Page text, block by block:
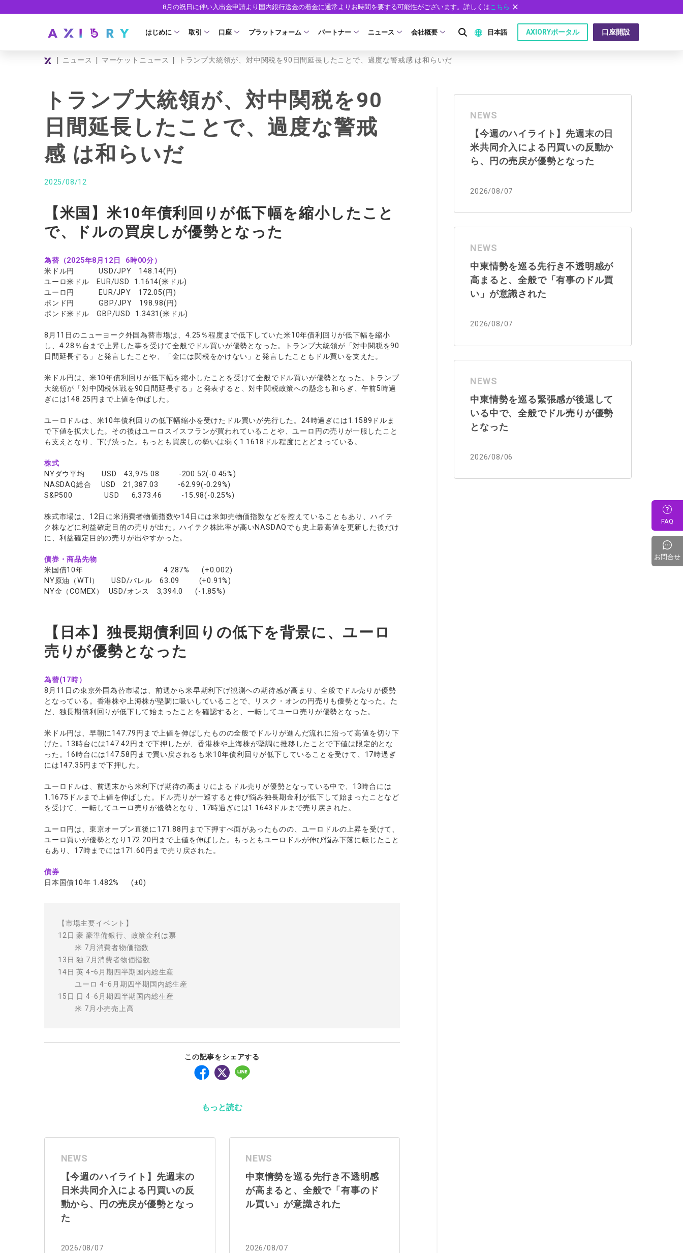
8月の祝日に伴い入出金申請より国内銀行送金の着金に通常よりお時間を要する可能性がございます。詳しくはこちら
はじめに
ライセンス
安全性
取引
FX（通貨ペア）
現物株式
貴金属CFD
ソフトコモディティCFD NEW
スプレッド・手数料
ゼロカットとロスカット
スワップとロールオーバー
取引時間
口座
口座タイプ
法人のお客様
ゼロ口座
口座開設フォーム
必要書類
開設方法
プラットフォーム
MT5
MT4 EA(エキスパートアドバイザー)
カスタムインジケーター
通貨インデックス
パートナー
イントロデュース・パートナープログラム（IP）
特別・VIPプログラム
ニュース
マーケットニュース
コーポレートニュース
会社概要 日本語
日本語
عربى
Русский
Español
Tiếng Việt
AXIORYポータル 口座開設
| ニュース | マーケットニュース | トランプ大統領が、対中関税を90日間延長したことで、過度な警戒感 は和らいだ
トランプ大統領が、対中関税を90
日間延長したことで、過度な警戒
感 は和らいだ
2025/08/12
【米国】米10年債利回りが低下幅を縮小したこと
で、ドルの買戻しが優勢となった
為替（2025年8月12日 6時00分）
米ドル円 USD/JPY 148.14(円)
ユーロ米ドル EUR/USD 1.1614(米ドル)
ユーロ円 EUR/JPY 172.05(円)
ポンド円 GBP/JPY 198.98(円)
ポンド米ドル GBP/USD 1.3431(米ドル)
8月11日のニューヨーク外国為替市場は、4.25％程度まで低下していた米10年債利回りが低下幅を縮小
し、4.28％台まで上昇した事を受けて全般でドル買いが優勢となった。トランプ大統領が「対中関税を90
日間延長する」と発言したことや、「金には関税をかけない」と発言したこともドル買いを支えた。
米ドル円は、米10年債利回りが低下幅を縮小したことを受けて全般でドル買いが優勢となった。トランプ
大統領が「対中関税休戦を90日間延長する」と発表すると、対中関税政策への懸念も和らぎ、午前5時過
ぎには148.25円まで上値を伸ばした。
ユーロドルは、米10年債利回りの低下幅縮小を受けたドル買いが先行した。24時過ぎには1.1589ドルま
で下値を拡大した。その後はユーロスイスフランが買われていることや、ユーロ円の売りが一服したこと
も支えとなり、下げ渋った。もっとも買戻しの勢いは弱く1.1618ドル程度にとどまっている。
株式
NYダウ平均 USD 43,975.08 -200.52(-0.45%)
NASDAQ総合 USD 21,387.03 -62.99(-0.29%)
S&P500 USD 6,373.46 -15.98(-0.25%)
株式市場は、12日に米消費者物価指数や14日には米卸売物価指数などを控えていることもあり、ハイテ
ク株などに利益確定目的の売りが出た。ハイテク株比率が高いNASDAQでも史上最高値を更新した後だけ
に、利益確定目的の売りが出やすかった。
債券・商品先物
米国債10年 4.287% (+0.002)
NY原油（WTI） USD/バレル 63.09 (+0.91%)
NY金（COMEX） USD/オンス 3,394.0 (-1.85%)
【日本】独長期債利回りの低下を背景に、ユーロ
売りが優勢となった
為替(17時）
8月11日の東京外国為替市場は、前週から米早期利下げ観測への期待感が高まり、全般でドル売りが優勢
となっている。香港株や上海株が堅調に吸いしていることで、リスク・オンの円売りも優勢となった。た
だ、独長期債利回りが低下して始まったことを確認すると、一転してユーロ売りが優勢となった。
米ドル円は、早朝に147.79円まで上値を伸ばしたものの全般でドルりが進んだ流れに沿って高値を切り下
げた。13時台には147.42円まで下押したが、香港株や上海株が堅調に推移したことで下値は限定的とな
った。16時台には147.58円まで買い戻されるも米10年債利回りが低下していることを受けて、17時過ぎ
には147.35円まで下押した。
ユーロドルは、前週末から米利下げ期待の高まりによるドル売りが優勢となっている中で、13時台には
1.1675ドルまで上値を伸ばした。ドル売りが一巡すると伸び悩み独長期金利が低下して始まったことなど
を受けて、一転してユーロ売りが優勢となり、17時過ぎには1.1643ドルまで売り戻された。
ユーロ円は、東京オープン直後に171.88円まで下押すべ面があったものの、ユーロドルの上昇を受けて、
ユーロ買いが優勢となり172.20円まで上値を伸ばした。もっともユーロドルが伸び悩み下落に転じたこと
もあり、17時までには171.60円まで売り戻された。
債券
日本国債10年 1.482% (±0)
【市場主要イベント】
12日 豪 豪準備銀行、政策金利は票
米 7月消費者物価指数
13日 独 7月消費者物価指数
14日 英 4ｰ6月期四半期国内総生産
ユーロ 4ｰ6月期四半期国内総生産
15日 日 4ｰ6月期四半期国内総生産
米 7月小売売上高
この記事をシェアする
もっと読む
NEWS
【今週のハイライト】先週末の
日米共同介入による円買いの反
動から、円の売戻が優勢となっ
た
2026/08/07
NEWS
中東情勢を巡る先行き不透明感
が高まると、全般で「有事のド
ル買い」が意識された
2026/08/07
NEWS
【今週のハイライト】先週末の日
米共同介入による円買いの反動か
ら、円の売戻が優勢となった
2026/08/07
NEWS
中東情勢を巡る先行き不透明感が
高まると、全般で「有事のドル買
い」が意識された
2026/08/07
NEWS
中東情勢を巡る緊張感が後退して
いる中で、全般でドル売りが優勢
となった
2026/08/06
FAQ
お問合せ